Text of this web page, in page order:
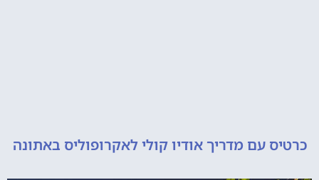
עם מדריך אודיו קולי לאקרופוליס באתונה